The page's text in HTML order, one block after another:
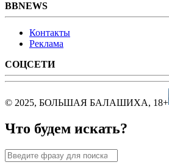
BBNEWS
Контакты
Реклама
СОЦСЕТИ
© 2025, БОЛЬШАЯ БАЛАШИХА, 18+
Что будем искать?